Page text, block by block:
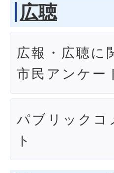
広聴
広報・広聴に
市民アンケー
パブリックコ
ト